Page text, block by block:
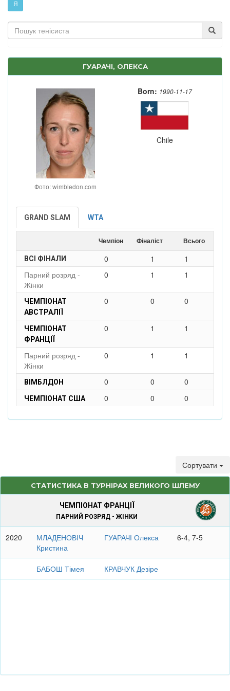
Я
ГУАРАЧІ, ОЛЕКСА
Фото: wimbledon.com
Born: 1990-11-17
Chile
GRAND SLAM WTA
Чемпіон Фіналіст Всього
ВСІ ФІНАЛИ 0 1
1
Парний розряд -
Жінки
0 1 1
ЧЕМПІОНАТ
АВСТРАЛІЇ
0 0 0
ЧЕМПІОНАТ
ФРАНЦІЇ
0 1 1
Парний розряд -
Жінки
0 1 1
ВІМБЛДОН 0 0 0
ЧЕМПІОНАТ США 0 0 0
Сортувати
СТАТИСТИКА В ТУРНІРАХ ВЕЛИКОГО ШЛЕМУ
ЧЕМПІОНАТ ФРАНЦІЇ
ПАРНИЙ РОЗРЯД - ЖІНКИ
2020
МЛАДЕНОВІЧ
Кристина
ГУАРАЧІ Олекса 6-4, 7-5
БАБОШ Тімея КРАВЧУК Дезіре